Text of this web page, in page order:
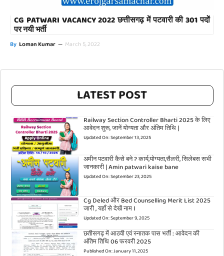
CG PATWARI VACANCY 2022 छत्तीसगढ़ में पटवारी की 301 पदों
पर नयी भर्ती
By Loman Kumar — March 5, 2022
LATEST POST
Railway Section Controller Bharti 2025 के लिए
आवेदन शुरू, जानें योग्यता और अंतिम तिथि |
Updated On:September 13, 2025
अमीन पटवारी कैसे बने ? कार्य,योग्यता,सैलरी, सिलेबस सभी
जानकारी | Amin patwari kaise bane
Updated On:September 23, 2025
Cg Deled और Bed Counselling Merit List 2025
जारी , यहाँ से देखें नाम l
Updated On:September 9, 2025
छतीसगढ़ में आठवी एवं स्नातक पास भर्ती : आवेदन की
अंतिम तिथि 06 फरवरी 2025
Published On:January 11, 2025